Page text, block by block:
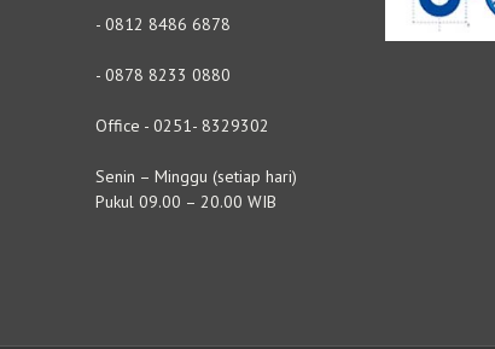
- 0812 8486 6878
- 0878 8233 0880
Office - 0251- 8329302
Senin – Minggu (setiap hari)
Pukul 09.00 – 20.00 WIB